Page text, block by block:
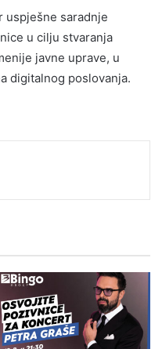
uspješne saradnje
u cilju stvaranja
javne uprave, u
digitalnog poslovanja.